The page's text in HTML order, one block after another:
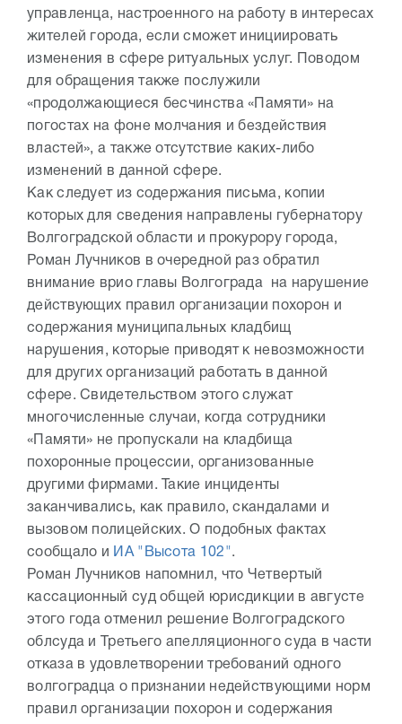
управленца, настроенного на работу в интересах
жителей города, если сможет инициировать
изменения в сфере ритуальных услуг. Поводом
для обращения также послужили
«продолжающиеся бесчинства «Памяти» на
погостах на фоне молчания и бездействия
властей», а также отсутствие каких-либо
изменений в данной сфере.
Как следует из содержания письма, копии
которых для сведения направлены губернатору
Волгоградской области и прокурору города,
Роман Лучников в очередной раз обратил
внимание врио главы Волгограда на нарушение
действующих правил организации похорон и
содержания муниципальных кладбищ
нарушения, которые приводят к невозможности
для других организаций работать в данной
сфере. Свидетельством этого служат
многочисленные случаи, когда сотрудники
«Памяти» не пропускали на кладбища
похоронные процессии, организованные
другими фирмами. Такие инциденты
заканчивались, как правило, скандалами и
вызовом полицейских. О подобных фактах
сообщало и ИА "Высота 102" .
Роман Лучников напомнил, что Четвертый
кассационный суд общей юрисдикции в августе
этого года отменил решение Волгоградского
облсуда и Третьего апелляционного суда в части
отказа в удовлетворении требований одного
волгоградца о признании недействующими норм
правил организации похорон и содержания